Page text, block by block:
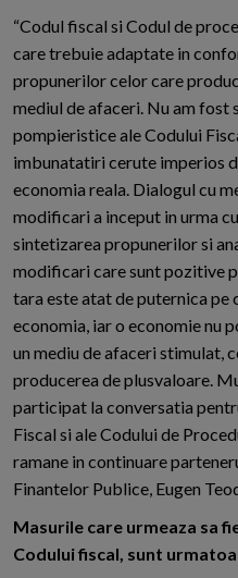
“Codul fiscal si Codul de
care trebuie adaptate in
propunerilor celor care
mediul de afaceri. Nu am
pompieristice ale Codului
imbunatatiri cerute imperios
economia reala. Dialogul cu
modificari a inceput in urma
sintetizarea propunerilor si
modificari care sunt pozitive
tara este atat de puternica pe
economia, iar o economie nu
un mediu de afaceri stimulat,
producerea de plusvaloare.
participat la conversatia
Fiscal si ale Codului de
ramane in continuare
Finantelor Publice, Eugen
Masurile care urmeaza sa
Codului fiscal, sunt